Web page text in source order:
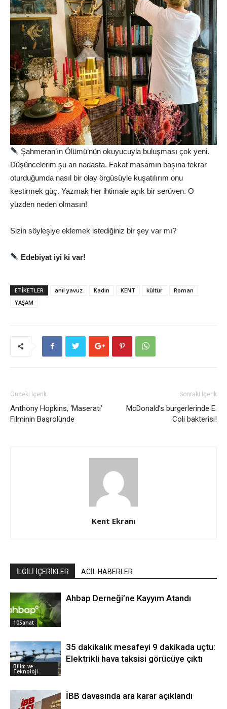
Şahmeran’ın Ölümü’nün okuyucuyla buluşması çok yeni.
Düşüncelerim şu an nadasta. Fakat masamın başına tekrar
oturduğumda nasıl bir olay örgüsüyle kuşatılırım onu
kestirmek güç. Yazmak her ihtimale açık bir serüven. O
yüzden neden olmasın!
Sizin söyleşiye eklemek istediğiniz bir şey var mı?
Edebiyat iyi ki var!
ETİKETLER anıl yavuz Kadın KENT kültür
Roman
YAŞAM
Önceki İçerik
Anthony Hopkins, ‘Maserati’
Filminin Başrolünde
Sonraki İçerik
McDonald’s burgerlerinde E.
Coli bakterisi!
Kent Ekranı
İLGİLİ İÇERİKLER ACİL HABERLER
10Sanat
Ahbap Derneği’ne Kayyım Atandı
Bilim ve
Teknoloji
35 dakikalık mesafeyi 9 dakikada uçtu:
Elektrikli hava taksisi görücüye çıktı
İBB davasında ara karar açıklandı